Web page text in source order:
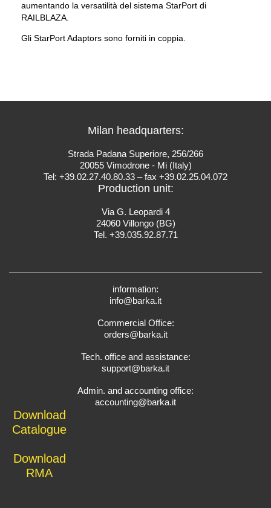
aumentando la versatilità del sistema StarPort di
RAILBLAZA.
Gli StarPort Adaptors sono forniti in coppia.
Milan headquarters:
Strada Padana Superiore, 256/266
20055 Vimodrone - Mi (Italy)
Tel: +39.02.27.40.80.33 – fax +39.02.25.04.072
Production unit:
Via G. Leopardi 4
24060 Villongo (BG)
Tel. +39.035.92.87.71
information:
info@barka.it
Commercial Office:
orders@barka.it
Tech. office and assistance:
support@barka.it
Admin. and accounting office:
accounting@barka.it
Download
Catalogue
Download
RMA